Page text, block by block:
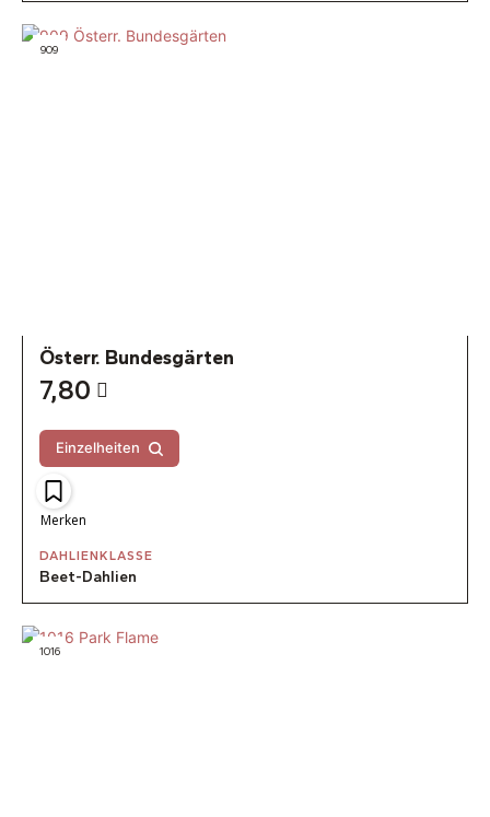
909
Österr. Bundesgärten
7,80
Einzelheiten
Merken
DAHLIENKLASSE
Beet-Dahlien
1016